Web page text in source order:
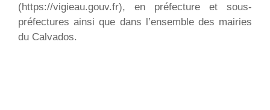
(https://vigieau.gouv.fr), en préfecture et sous-
préfectures ainsi que dans l’ensemble des mairies
du Calvados.